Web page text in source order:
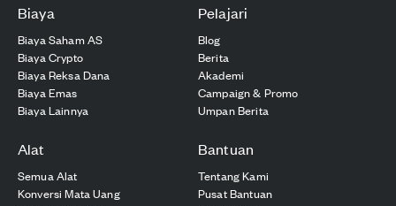
Biaya
Biaya Saham AS
Biaya Crypto
Biaya Reksa Dana
Biaya Emas
Biaya Lainnya
Pelajari
Blog
Berita
Akademi
Campaign & Promo
Umpan Berita
Alat
Semua Alat
Konversi Mata Uang
Bantuan
Tentang Kami
Pusat Bantuan